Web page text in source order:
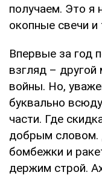
получаем. Это я
окопные свечи и
Впервые за год
взгляд –
войны. Но,
буквально
части. Где
добрым словом.
бомбежки и
держим строй.